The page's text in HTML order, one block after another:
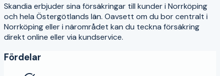
Skandia erbjuder sina försäkringar till kunder i Norrköping
och hela Östergötlands län. Oavsett om du bor centralt i
Norrköpingeller i närområdet kan du teckna försäkring
direkt online eller via kundservice.
Fördelar